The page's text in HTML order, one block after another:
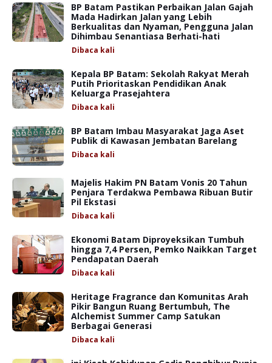
BP Batam Pastikan Perbaikan Jalan Gajah
Mada Hadirkan Jalan yang Lebih
Berkualitas dan Nyaman, Pengguna Jalan
Dihimbau Senantiasa Berhati-hati
Dibaca kali
Kepala BP Batam: Sekolah Rakyat Merah
Putih Prioritaskan Pendidikan Anak
Keluarga Prasejahtera
Dibaca kali
BP Batam Imbau Masyarakat Jaga Aset
Publik di Kawasan Jembatan Barelang
Dibaca kali
Majelis Hakim PN Batam Vonis 20 Tahun
Penjara Terdakwa Pembawa Ribuan Butir
Pil Ekstasi
Dibaca kali
Ekonomi Batam Diproyeksikan Tumbuh
hingga 7,4 Persen, Pemko Naikkan Target
Pendapatan Daerah
Dibaca kali
Heritage Fragrance dan Komunitas Arah
Pikir Bangun Ruang Bertumbuh, The
Alchemist Summer Camp Satukan
Berbagai Generasi
Dibaca kali